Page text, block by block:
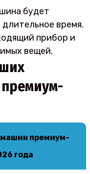
будет
время.
прибор и
вещей.
премиум-
года